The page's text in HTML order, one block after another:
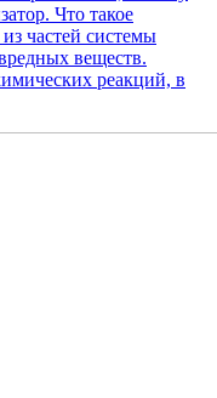
Что такое
частей системы
веществ.
реакций, в